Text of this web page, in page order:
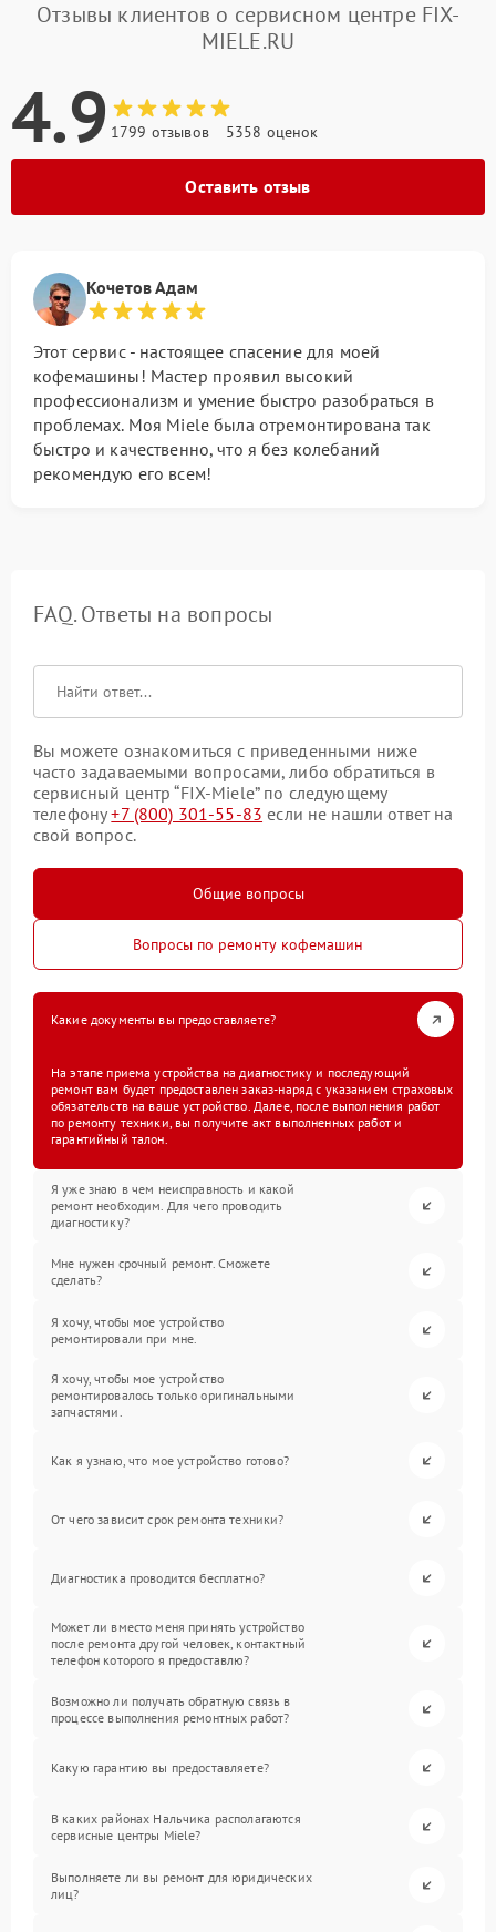
Отзывы клиентов о сервисном центре FIX-
MIELE.RU
4.9 1799 отзывов 5358 оценок
Оставить отзыв
Кочетов Адам
Этот сервис - настоящее спасение для моей
кофемашины! Мастер проявил высокий
профессионализм и умение быстро разобраться в
проблемах. Моя Miele была отремонтирована так
быстро и качественно, что я без колебаний
рекомендую его всем!
FAQ. Ответы на вопросы
Вы можете ознакомиться с приведенными ниже
часто задаваемыми вопросами, либо обратиться в
сервисный центр “FIX-Miele” по следующему
телефону+7 (800) 301-55-83 если не нашли ответ на
свой вопрос.
Общие вопросы
Вопросы по ремонту кофемашин
Какие документы вы предоставляете?
На этапе приема устройства на диагностику и последующий
ремонт вам будет предоставлен заказ-наряд с указанием страховых
обязательств на ваше устройство. Далее, после выполнения работ
по ремонту техники, вы получите акт выполненных работ и
гарантийный талон.
Я уже знаю в чем неисправность и какой
ремонт необходим. Для чего проводить
диагностику?
Мне нужен срочный ремонт. Сможете
сделать?
Я хочу, чтобы мое устройство
ремонтировали при мне.
Я хочу, чтобы мое устройство
ремонтировалось только оригинальными
запчастями.
Как я узнаю, что мое устройство готово?
От чего зависит срок ремонта техники?
Диагностика проводится бесплатно?
Может ли вместо меня принять устройство
после ремонта другой человек, контактный
телефон которого я предоставлю?
Возможно ли получать обратную связь в
процессе выполнения ремонтных работ?
Какую гарантию вы предоставляете?
В каких районах Нальчика располагаются
сервисные центры Miele?
Выполняете ли вы ремонт для юридических
лиц?